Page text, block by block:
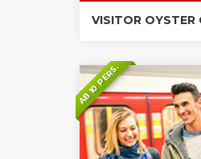
VISITOR OYSTER
AB 10 PERS.